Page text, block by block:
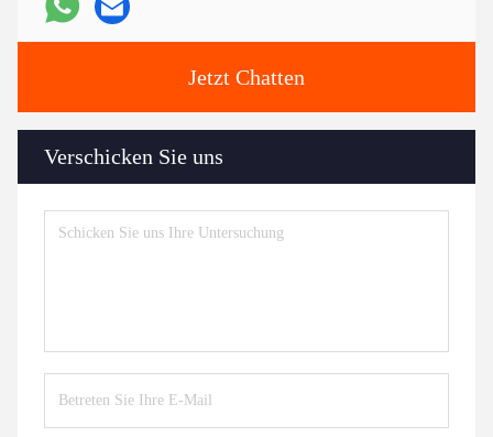
Jetzt Chatten
Verschicken Sie uns